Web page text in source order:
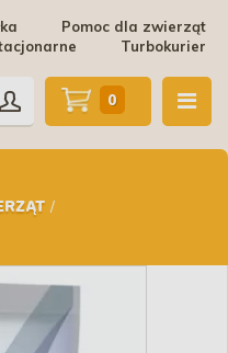
Pomoc dla zwierząt
Turbokurier
/
0